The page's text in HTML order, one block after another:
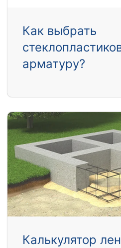
Как выбрать
арматуру?
Калькулятор